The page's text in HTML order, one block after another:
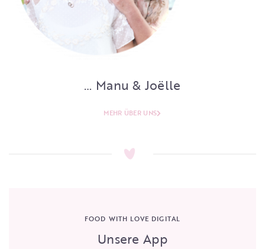
… Manu & Joëlle
MEHR ÜBER UNS
FOOD WITH LOVE DIGITAL
Unsere App